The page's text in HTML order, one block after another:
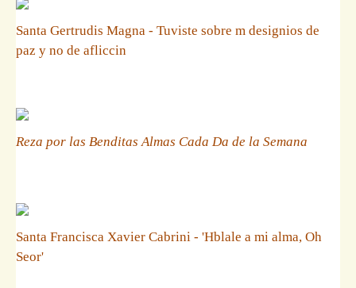
Santa Gertrudis Magna - Tuviste sobre m designios de
paz y no de afliccin
Reza por las Benditas Almas Cada Da de la Semana
Santa Francisca Xavier Cabrini - 'Hblale a mi alma, Oh
Seor'